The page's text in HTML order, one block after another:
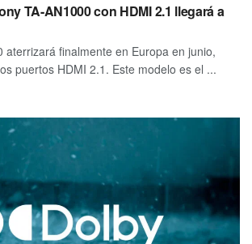
TA-AN1000 con HDMI 2.1 llegará a
aterrizará finalmente en Europa en junio,
puertos HDMI 2.1. Este modelo es el ...